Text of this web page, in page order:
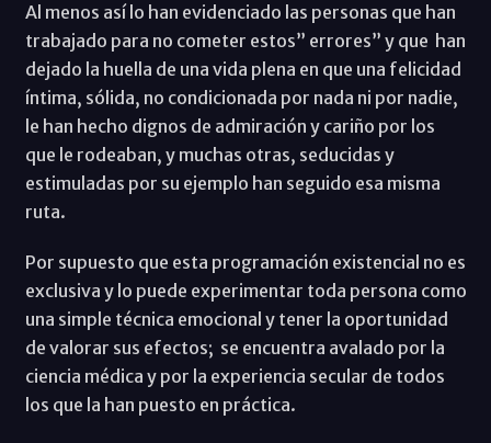
Al menos así lo han evidenciado las personas que han
trabajado para no cometer estos” errores” y que han
dejado la huella de una vida plena en que una felicidad
íntima, sólida, no condicionada por nada ni por nadie,
le han hecho dignos de admiración y cariño por los
que le rodeaban, y muchas otras, seducidas y
estimuladas por su ejemplo han seguido esa misma
ruta.
Por supuesto que esta programación existencial no es
exclusiva y lo puede experimentar toda persona como
una simple técnica emocional y tener la oportunidad
de valorar sus efectos; se encuentra avalado por la
ciencia médica y por la experiencia secular de todos
los que la han puesto en práctica.